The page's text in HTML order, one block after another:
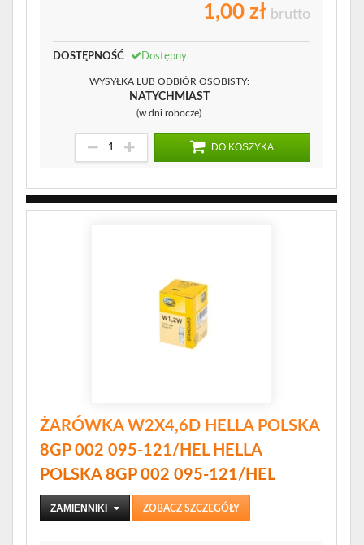
1,00 zł brutto
DOSTĘPNOŚĆ Dostępny
WYSYŁKA LUB ODBIÓR OSOBISTY:
NATYCHMIAST
(w dni robocze)
DO KOSZYKA
ŻARÓWKA W2X4,6D HELLA POLSKA
8GP 002 095-121/HEL HELLA
POLSKA 8GP 002 095-121/HEL
ZAMIENNIKI ZOBACZ SZCZEGÓŁY